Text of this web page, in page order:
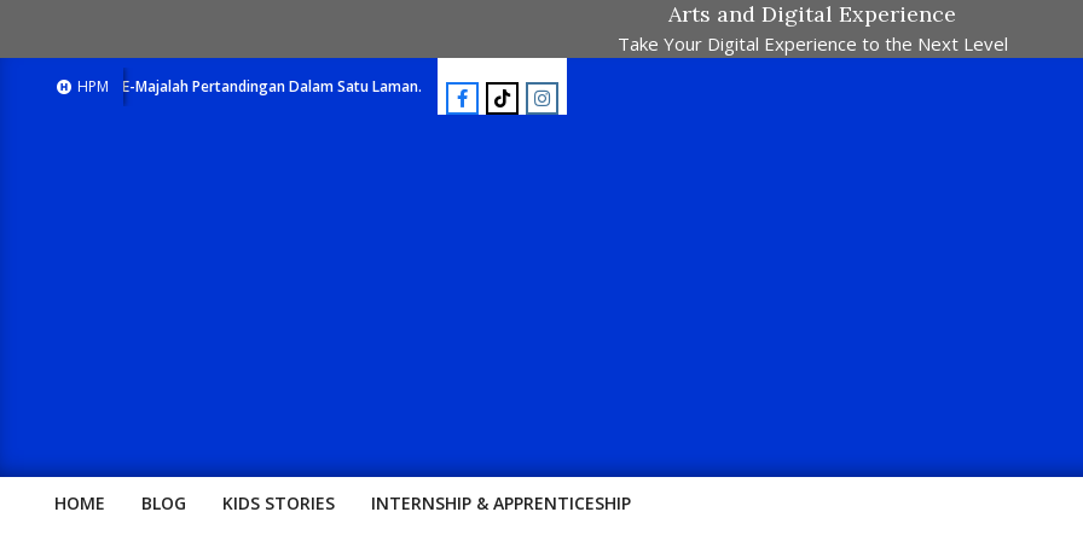
Arts and Digital Experience
Take Your Digital Experience to the Next Level
HPM
E-Majalah Pertandingan Dalam Satu Laman. Pick Your Passion !! E-Majalah Pertandingan Dalam Satu Laman. Pick Your Passion !!
HOME BLOG KIDS STORIES INTERNSHIP & APPRENTICESHIP